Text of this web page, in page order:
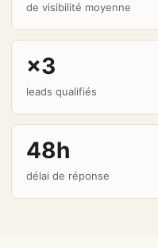
de visibilité moyenne
×3
leads qualifiés
48h
délai de réponse